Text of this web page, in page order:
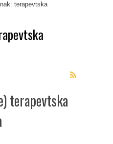
terapevtska
terapevtska